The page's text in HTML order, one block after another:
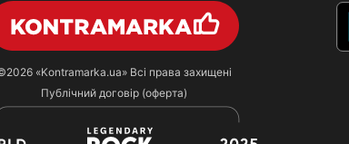
«Kontramarka.ua»Всі права захищені
Публічний договір (оферта)